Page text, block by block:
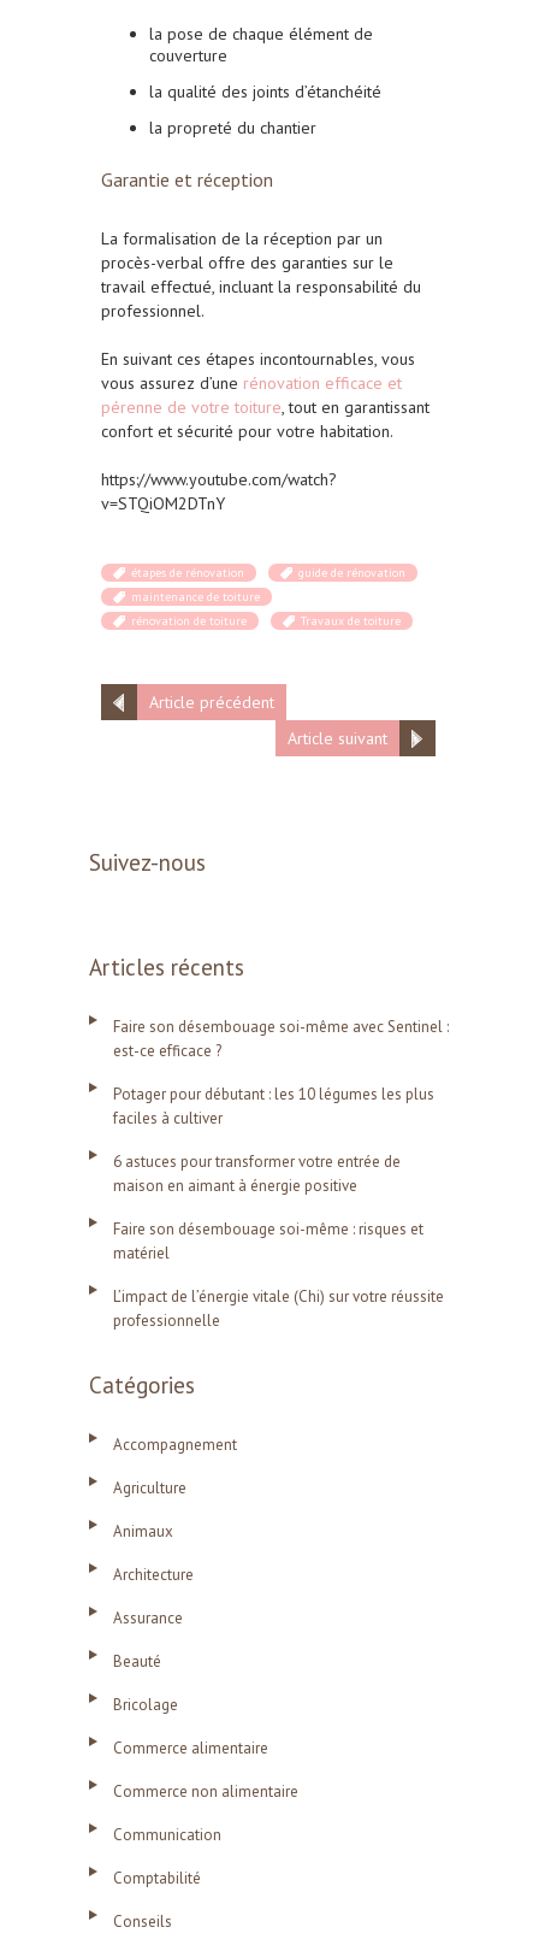
la pose de chaque élément de
couverture
la qualité des joints d’étanchéité
la propreté du chantier
Garantie et réception
La formalisation de la réception par un
procès-verbal offre des garanties sur le
travail effectué, incluant la responsabilité du
professionnel.
En suivant ces étapes incontournables, vous
vous assurez d’une rénovation efficace et
pérenne de votre toiture, tout en garantissant
confort et sécurité pour votre habitation.
https://www.youtube.com/watch?
v=STQiOM2DTnY
étapes de rénovation
guide de rénovation
maintenance de toiture
rénovation de toiture
Travaux de toiture
Article précédent
Article suivant
Suivez-nous
Articles récents
Faire son désembouage soi-même avec Sentinel :
est-ce efficace ?
Potager pour débutant : les 10 légumes les plus
faciles à cultiver
6 astuces pour transformer votre entrée de
maison en aimant à énergie positive
Faire son désembouage soi-même : risques et
matériel
L’impact de l’énergie vitale (Chi) sur votre réussite
professionnelle
Catégories
Accompagnement
Agriculture
Animaux
Architecture
Assurance
Beauté
Bricolage
Commerce alimentaire
Commerce non alimentaire
Communication
Comptabilité
Conseils